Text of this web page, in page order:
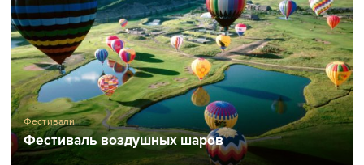
Фестивали
Фестиваль воздушных шаров